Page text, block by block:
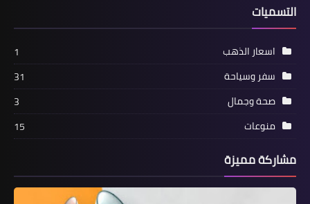
التسميات
اسعار الذهب
1
سفر وسياحة
31
صحة وجمال
3
منوعات
15
مشاركة مميزة